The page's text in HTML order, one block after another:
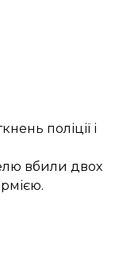
поліції і
вбили двох